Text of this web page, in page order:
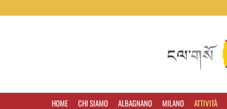
HOME CHI SIAMO ALBAGNANO MILANO ATTIVITÀ